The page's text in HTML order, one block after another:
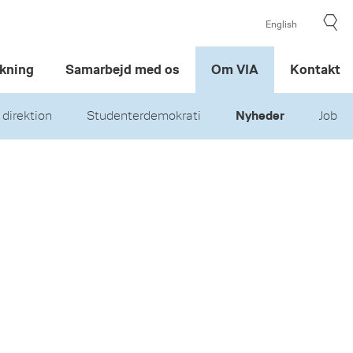
English
Samarbejd med os Om VIA
Studenterdemokrati Nyheder Job
Kontakt